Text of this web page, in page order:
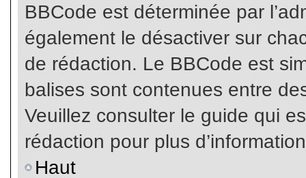
BBCode est déterminée par
également le désactiver sur
de rédaction. Le BBCode est
balises sont contenues entre
Veuillez consulter le guide qui
rédaction pour plus
Haut